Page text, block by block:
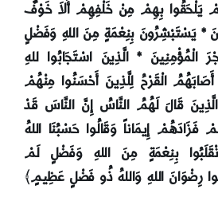
يَلْحَقُوا بِهِمْ مِنْ خَلْفِهِمْ أَلاَ خَوْفٌ
* يَسْتَبْشِرُونَ بِنِعْمَةٍ مِنَ اللهِ وَفَضْلٍ
الْمُؤْمِنِينَ * الَّذِينَ اسْتَجَابُوا للهِ
الْقَرْحُ لِلَّذِينَ أَحْسَنُوا مِنْهُمْ
قَالَ لَهُمُ النَّاسُ إِنَّ النَّاسَ قَدْ
إِيمَاناً وَقَالُوا حَسْبُنَا اللهُ
بِنِعْمَةٍ مِنَ اللهِ وَفَضْلٍ لَمْ
رِضْوَانَ اللهِ وَاللهُ ذُو فَضْلٍ عَظِيمٍ﴾